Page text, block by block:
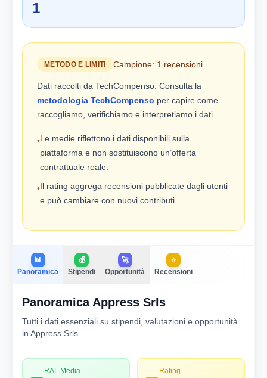
1
METODO E LIMITI Campione: 1 recensioni
Dati raccolti da TechCompenso. Consulta la
metodologia TechCompenso per capire come
raccogliamo, verifichiamo e interpretiamo i dati.
•Le medie riflettono i dati disponibili sulla
piattaforma e non sostituiscono un’offerta
contrattuale reale.
•Il rating aggrega recensioni pubblicate dagli utenti
e può cambiare con nuovi contributi.
📊
Panoramica
💰
Stipendi
🚀
Opportunità
⭐
Recensioni
Panoramica Appress Srls
Tutti i dati essenziali su stipendi, valutazioni e opportunità
in Appress Srls
RAL Media Rating